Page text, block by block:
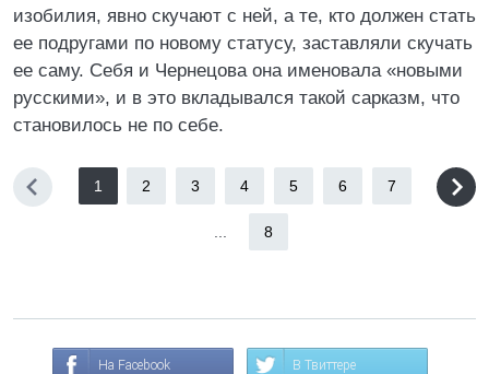
изобилия, явно скучают с ней, а те, кто должен стать
ее подругами по новому статусу, заставляли скучать
ее саму. Себя и Чернецова она именовала «новыми
русскими», и в это вкладывался такой сарказм, что
становилось не по себе.
1 2 3 4 5 6 7
8
На Facebook В Твиттере